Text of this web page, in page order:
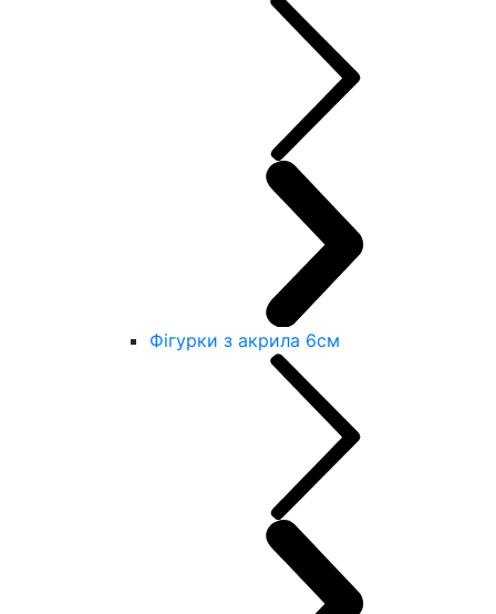
Фігурки з акрила 6см